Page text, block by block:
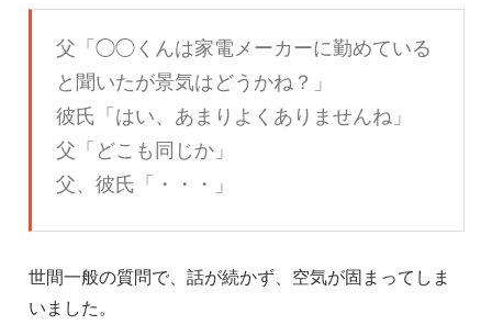
父「◯◯くんは家電メーカーに勤めている
と聞いたが景気はどうかね？」
彼氏「はい、あまりよくありませんね」
父「どこも同じか」
父、彼氏「・・・」
世間一般の質問で、話が続かず、空気が固まってしま
いました。